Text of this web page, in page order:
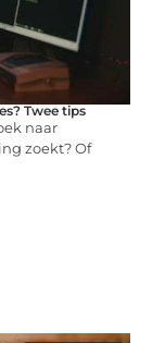
Twee tips
naar
zoekt? Of